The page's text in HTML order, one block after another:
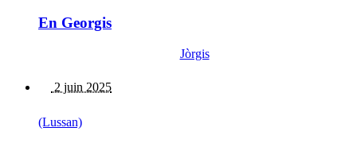
En Georgis
Jòrgis
2 juin 2025
(Lussan)